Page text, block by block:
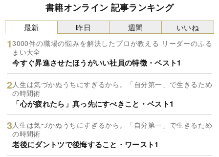
書籍オンライン 記事ランキング
最新
3000件の職場の悩みを解決したプロが教える リーダーのふる
まい大全
今すぐ昇進させたほうがいい社員の特徴・ベスト1
人生は気づかぬうちにすぎるから。「自分第一」で生きるため
の時間術
「心が疲れたら」真っ先にすべきこと・ベスト1
人生は気づかぬうちにすぎるから。「自分第一」で生きるため
の時間術
老後にダントツで後悔すること・ワースト1
昨日 週間 いいね